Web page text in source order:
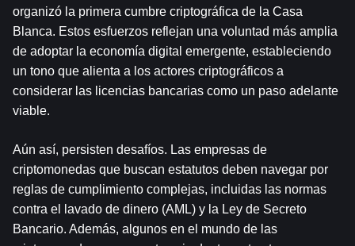
organizó la primera cumbre criptográfica de la Casa
Blanca. Estos esfuerzos reflejan una voluntad más amplia
de adoptar la economía digital emergente, estableciendo
un tono que alienta a los actores criptográficos a
considerar las licencias bancarias como un paso adelante
viable.
Aún así, persisten desafíos. Las empresas de
criptomonedas que buscan estatutos deben navegar por
reglas de cumplimiento complejas, incluidas las normas
contra el lavado de dinero (AML) y la Ley de Secreto
Bancario. Además, algunos en el mundo de las